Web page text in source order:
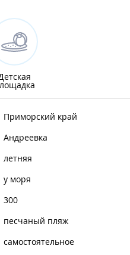
Приморский край
Андреевка
летняя
у моря
300
песчаный пляж
самостоятельное